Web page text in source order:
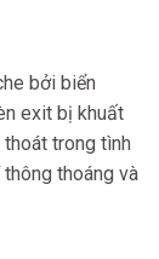
bởi biển
exit bị khuất
trong tình
thoáng và